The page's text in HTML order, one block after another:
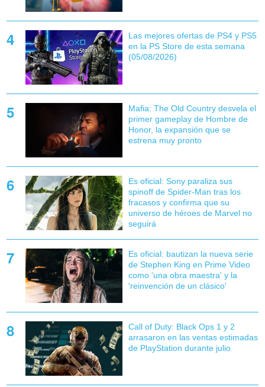
Las mejores ofertas de PS4 y PS5
en la PS Store de esta semana
(05/08/2026)
Mafia: The Old Country desvela el
primer gameplay de Hombre de
Honor, la expansión que se
estrena muy pronto
Es oficial: Sony paraliza sus
spinoff de Spider-Man tras los
fracasos y confirma que su
universo de héroes de Marvel no
seguirá
Es oficial: bautizan la nueva serie
de Stephen King en Prime Video
como 'una obra maestra' y la
'reinvención de un clásico'
Call of Duty: Black Ops 1 y 2
arrasaron en las ventas estimadas
de PlayStation durante julio